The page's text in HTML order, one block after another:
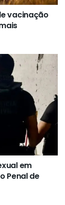
vacinação
em
Penal de